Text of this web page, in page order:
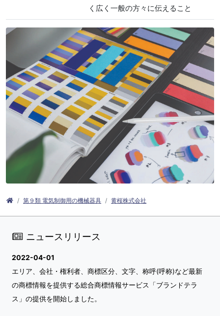
く広く一般の方々に伝えること
第９類 電気制御用の機械器具 黄桜株式会社
ニュースリリース
2022-04-01
エリア、会社・権利者、商標区分、文字、称呼(呼称)など最新
の商標情報を提供する総合商標情報サービス「ブランドテラ
ス」の提供を開始しました。